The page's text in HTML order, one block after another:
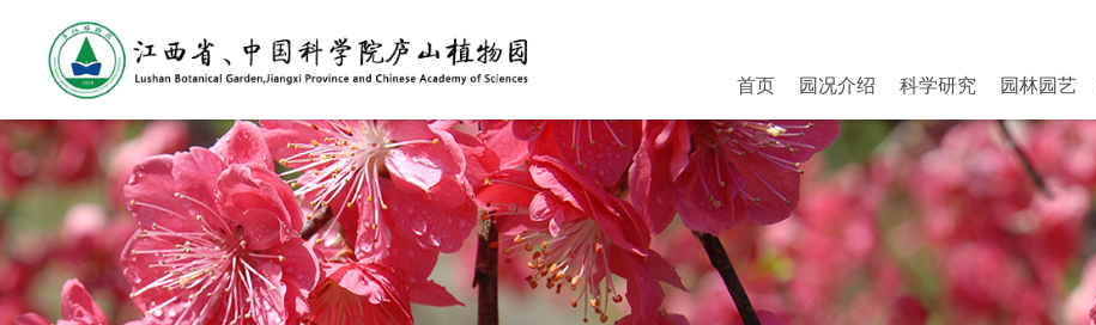
首页 园况介绍 科学研究 园林园艺